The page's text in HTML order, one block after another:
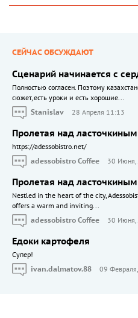
СЕЙЧАС ОБСУЖДАЮТ
Сценарий начинается с
Полностью согласен. Поэтому
сюжет, есть уроки и есть хорошие...
Stanislav
28 Апреля 11:13
Пролетая над
https://adessobistro.net/
adessobistro Coffee
30 Июня,
Пролетая над
Nestled in the heart of the city,
offers a warm and inviting...
adessobistro Coffee
30 Июня,
Едоки картофеля
Cупер!
ivan.dalmatov.88
09